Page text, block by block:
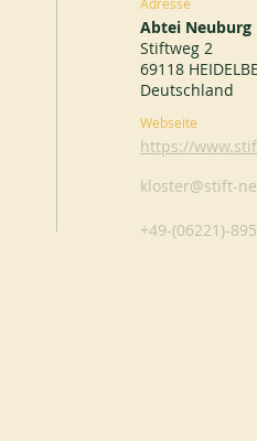
Abtei Neuburg
Stiftweg 2
69118
Deutschland
Webseite
https://
kloster@stift-
+49-(06221)-